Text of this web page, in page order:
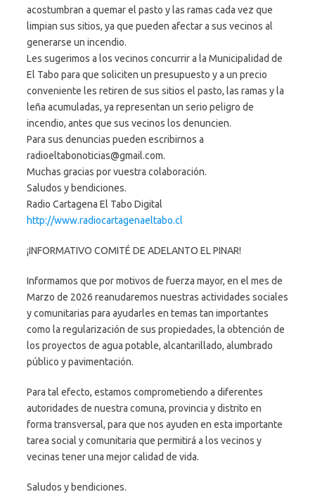
acostumbran a quemar el pasto y las ramas cada vez que
limpian sus sitios, ya que pueden afectar a sus vecinos al
generarse un incendio.
Les sugerimos a los vecinos concurrir a la Municipalidad de
El Tabo para que soliciten un presupuesto y a un precio
conveniente les retiren de sus sitios el pasto, las ramas y la
leña acumuladas, ya representan un serio peligro de
incendio, antes que sus vecinos los denuncien.
Para sus denuncias pueden escribirnos a
radioeltabonoticias@gmail.com.
Muchas gracias por vuestra colaboración.
Saludos y bendiciones.
Radio Cartagena El Tabo Digital
http://www.radiocartagenaeltabo.cl
¡INFORMATIVO COMITÉ DE ADELANTO EL PINAR!
Informamos que por motivos de fuerza mayor, en el mes de
Marzo de 2026 reanudaremos nuestras actividades sociales
y comunitarias para ayudarles en temas tan importantes
como la regularización de sus propiedades, la obtención de
los proyectos de agua potable, alcantarillado, alumbrado
público y pavimentación.
Para tal efecto, estamos comprometiendo a diferentes
autoridades de nuestra comuna, provincia y distrito en
forma transversal, para que nos ayuden en esta importante
tarea social y comunitaria que permitirá a los vecinos y
vecinas tener una mejor calidad de vida.
Saludos y bendiciones.